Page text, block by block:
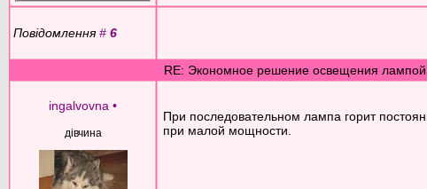
Повідомлення# 6
RE: Экономное решение освещения лампой
ingalvovna •
дівчина
При последовательном лампа горит
при малой мощности.